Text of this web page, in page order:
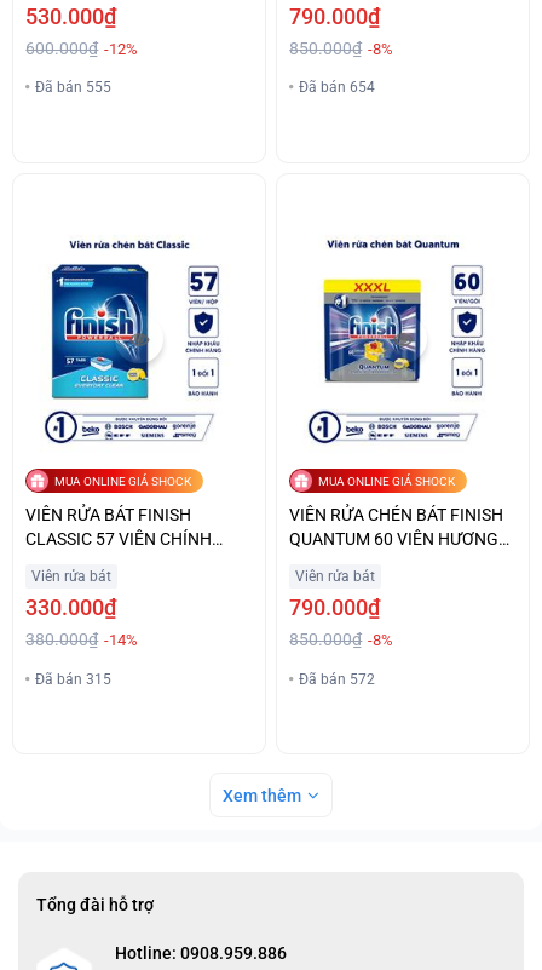
530.000₫
600.000₫ -12%
Đã bán 555
790.000₫
850.000₫ -8%
Đã bán 654
MUA ONLINE GIÁ SHOCK
VIÊN RỬA BÁT FINISH
CLASSIC 57 VIÊN CHÍNH
Viên rửa bát
330.000₫
380.000₫ -14%
Đã bán 315
MUA ONLINE GIÁ SHOCK
VIÊN RỬA CHÉN BÁT FINISH
QUANTUM 60 VIÊN HƯƠNG
Viên rửa bát
790.000₫
850.000₫ -8%
Đã bán 572
Xem thêm
Tổng đài hỗ trợ
Hotline: 0908.959.886